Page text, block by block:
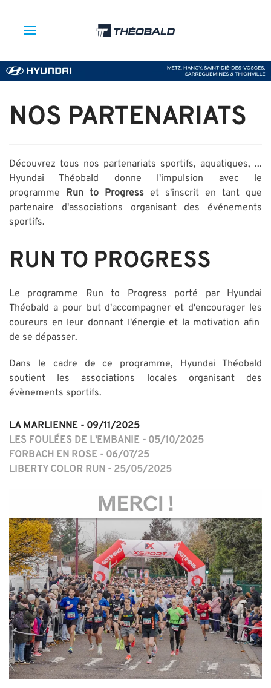
NOS PARTENARIATS
Découvrez tous nos partenariats sportifs, aquatiques, ...
Hyundai Théobald donne l'impulsion avec le
programme Run to Progress et s'inscrit en tant que
partenaire d'associations organisant des événements
sportifs.
RUN TO PROGRESS
Le programme Run to Progress porté par Hyundai
Théobald a pour but d'accompagner et d'encourager les
coureurs en leur donnant l'énergie et la motivation afin
de se dépasser.
Dans le cadre de ce programme, Hyundai Théobald
soutient les associations locales organisant des
évènements sportifs.
LA MARLIENNE - 09/11/2025
LES FOULÉES DE L'EMBANIE - 05/10/2025
FORBACH EN ROSE - 06/07/25
LIBERTY COLOR RUN - 25/05/2025